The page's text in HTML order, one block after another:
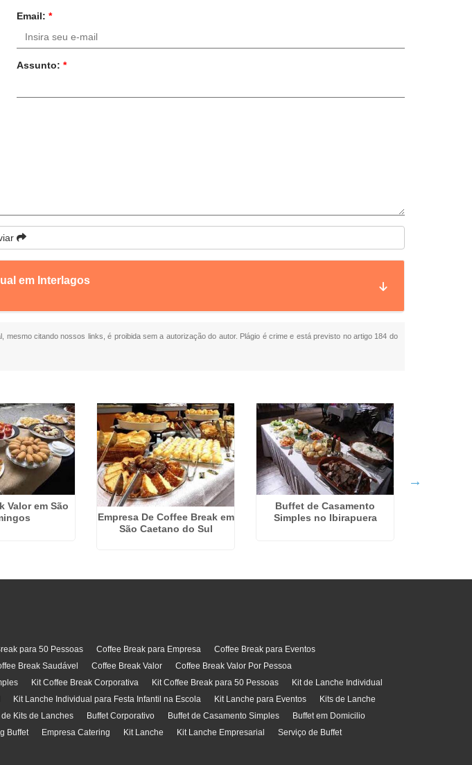
Email: *
Assunto: *
em Interlagos
mesmo citando nossos links, é proibida sem a autorização do autor. Plágio é crime e está previsto no artigo 184 do
Valor em São
Empresa De Coffee Break em
São Caetano do Sul
Buffet de Casamento
Simples no Ibirapuera
para 50 Pessoas Coffee Break para Empresa
Coffee Break para Eventos
Break Saudável Coffee Break Valor
Coffee Break Valor Por Pessoa
Kit Coffee Break Corporativa Kit Coffee Break para 50 Pessoas
Kit de Lanche Individual
Kit Lanche Individual para Festa Infantil na Escola Kit Lanche para Eventos
Kits de Lanche
de Kits de Lanches Buffet Corporativo Buffet de Casamento Simples
Buffet em Domicilio
Buffet Empresa Catering Kit Lanche Kit Lanche Empresarial
Serviço de Buffet